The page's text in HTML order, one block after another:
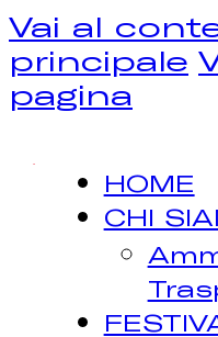
Vai al
principale
pagina
HOME
CHI